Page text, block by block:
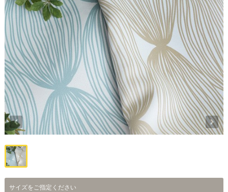
サイズをご指定ください